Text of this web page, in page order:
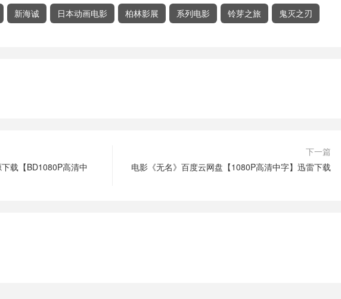
新海诚 日本动画电影 柏林影展 系列电影 铃芽之旅 鬼灭之刃
载【BD1080P高清中
下一篇
电影《无名》百度云网盘【1080P高清中字】迅雷下载